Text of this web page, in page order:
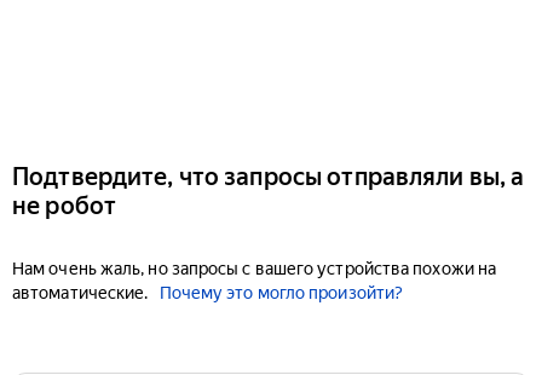
Подтвердите, что запросы отправляли вы, а
не робот
Нам очень жаль, но запросы с вашего устройства похожи на
автоматические.
Почему это могло произойти?